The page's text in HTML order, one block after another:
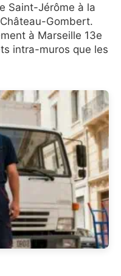
Saint-Jérôme à la
Gombert.
à Marseille 13e
intra-muros que les